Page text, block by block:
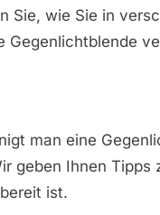
Sie, wie Sie in
Gegenlichtblende
man eine
geben Ihnen Tipps
ist.